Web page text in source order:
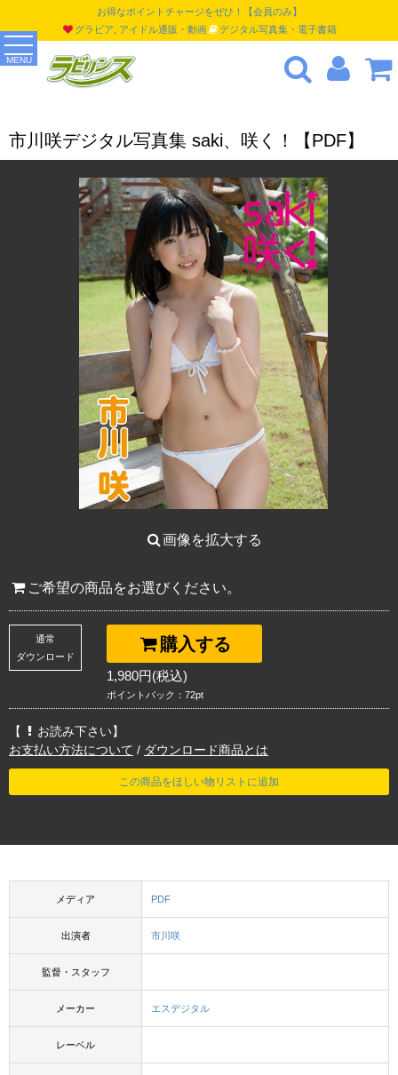
MENU
お得なポイントチャージをぜひ！【会員のみ】
グラビア, アイドル通販・動画
デジタル写真集・電子書籍
市川咲デジタル写真集 saki、咲く！【PDF】
画像を拡大する
ご希望の商品をお選びください。
購入する
通常
ダウンロード
1,980円(税込)
ポイントバック：72pt
【
お読み下さい】
お支払い方法について / ダウンロード商品とは
この商品をほしい物リストに追加
メディア PDF
出演者 市川咲
監督・スタッフ
メーカー エスデジタル
レーベル